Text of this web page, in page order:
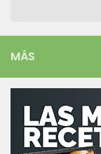
MÁS